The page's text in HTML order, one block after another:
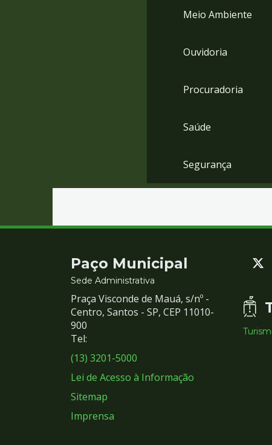
Meio Ambiente
Ouvidoria
Procuradoria
Saúde
Segurança
Contato
e
Redes
Sociais
Paço Municipal
Sede Administrativa
Praça Visconde de Mauá, s/nº -
Centro, Santos - SP, CEP 11010-
900
Tel:
(13) 3201-5000
Lei de Acesso à Informação
Sitemap
Imprensa